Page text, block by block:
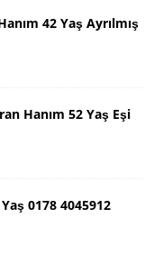
42 Yaş Ayrılmış
Hanım 52 Yaş Eşi
0178 4045912